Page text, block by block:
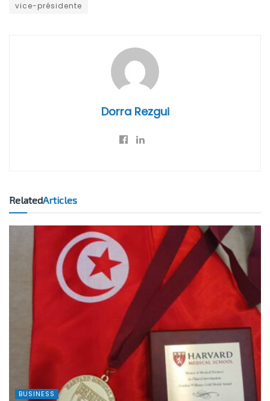
vice-présidente
Dorra Rezgui
RelatedArticles
BUSINESS